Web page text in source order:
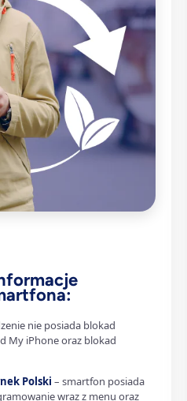
nie posiada blokad
My iPhone oraz blokad
Polski – smartfon posiada
wraz z menu oraz